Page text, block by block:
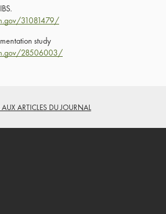
31081479/
study
28506003/
AUX ARTICLES DU JOURNAL